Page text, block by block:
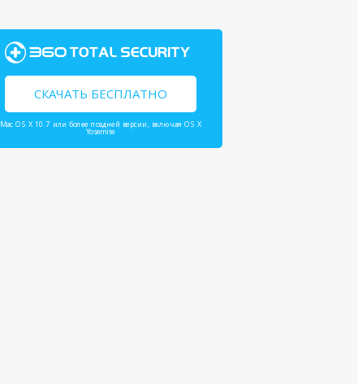
СКАЧАТЬ БЕСПЛАТНО
Mac OS X 10.7 или более поздней версии, включая OS X
Yosemite